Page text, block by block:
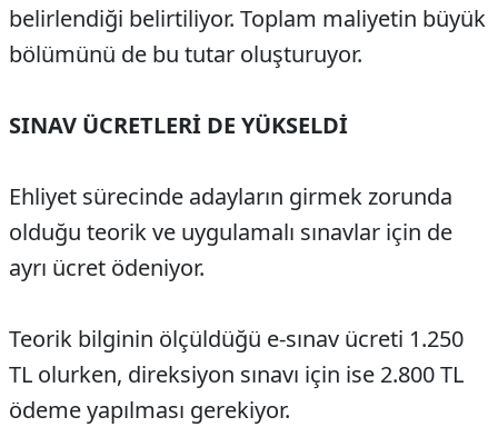
belirlendiği belirtiliyor. Toplam maliyetin büyük
bölümünü de bu tutar oluşturuyor.
SINAV ÜCRETLERİ DE YÜKSELDİ
Ehliyet sürecinde adayların girmek zorunda
olduğu teorik ve uygulamalı sınavlar için de
ayrı ücret ödeniyor.
Teorik bilginin ölçüldüğü e-sınav ücreti 1.250
TL olurken, direksiyon sınavı için ise 2.800 TL
ödeme yapılması gerekiyor.